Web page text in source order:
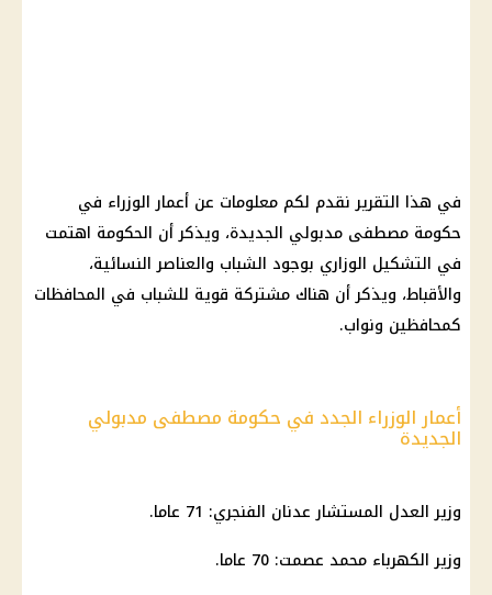
في هذا التقرير نقدم لكم معلومات عن أعمار الوزراء في
حكومة مصطفى مدبولي الجديدة، ويذكر أن الحكومة اهتمت
في التشكيل الوزاري بوجود الشباب والعناصر النسائية،
والأقباط، ويذكر أن هناك مشتركة قوية للشباب في المحافظات
كمحافظين ونواب.
أعمار الوزراء الجدد في حكومة مصطفى مدبولي
الجديدة
وزير العدل المستشار عدنان الفنجري: 71 عاما.
وزير الكهرباء محمد عصمت: 70 عاما.